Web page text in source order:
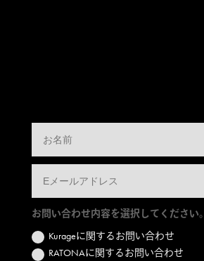
お問い合わせ内容を選択してください。
Kurageに関するお問い合わせ
RATONAに関するお問い合わせ